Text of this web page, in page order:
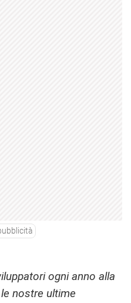
ogni anno alla
nostre ultime